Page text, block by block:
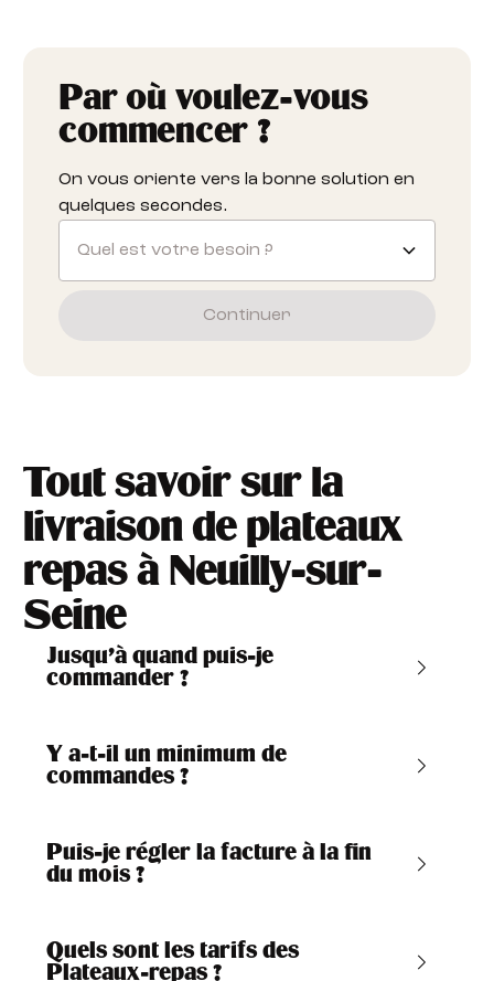
Par où voulez-vous
commencer ?
On vous oriente vers la bonne solution en
quelques secondes.
Quel est votre besoin ?
Continuer
Tout savoir sur la
livraison de plateaux
repas à Neuilly-sur-
Seine
Jusqu’à quand puis-je
commander ?
Y a-t-il un minimum de
commandes ?
Puis-je régler la facture à la fin
du mois ?
Quels sont les tarifs des
Plateaux-repas ?